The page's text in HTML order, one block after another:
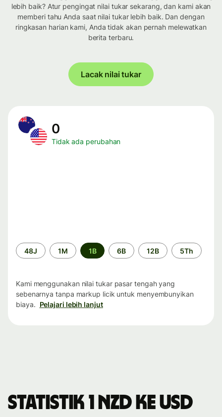
lebih baik? Atur pengingat nilai tukar sekarang, dan kami akan
memberi tahu Anda saat nilai tukar lebih baik. Dan dengan
ringkasan harian kami, Anda tidak akan pernah melewatkan
berita terbaru.
Lacak nilai tukar
0
Tidak ada perubahan
Periode
waktu
48J 1M 1B 6B 12B 5Th
Kami menggunakan nilai tukar pasar tengah yang
sebenarnya tanpa markup licik untuk menyembunyikan
biaya. Pelajari lebih lanjut
Statistik 1 NZD ke USD